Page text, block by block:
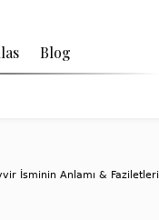
Blog
İsminin Anlamı & Faziletleri